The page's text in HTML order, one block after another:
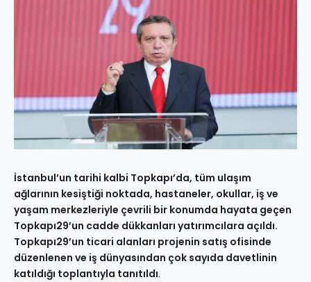
İstanbul’un tarihi kalbi Topkapı’da, tüm ulaşım
ağlarının kesiştiği noktada, hastaneler, okullar, iş ve
yaşam merkezleriyle çevrili bir konumda hayata geçen
Topkapı29’un cadde dükkanları yatırımcılara açıldı.
Topkapı29’un ticari alanları projenin satış ofisinde
düzenlenen ve iş dünyasından çok sayıda davetlinin
katıldığı toplantıyla tanıtıldı.